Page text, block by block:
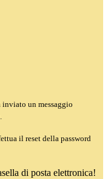
inviato un messaggio
il reset della password
di posta elettronica!